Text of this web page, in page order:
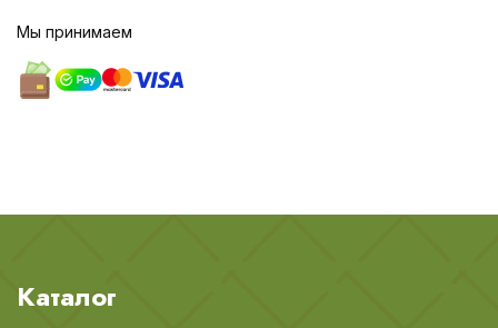
Мы принимаем
Каталог